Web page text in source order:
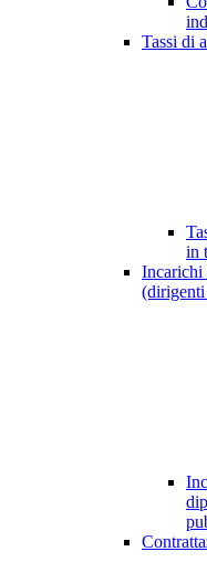
Tassi di
in
Incarichi